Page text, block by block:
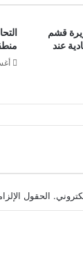
قشم
عند
الحقول